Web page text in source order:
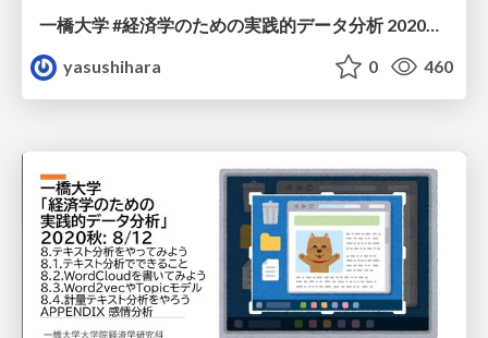
一橋大学 #経済学のための実践的データ分析 2020秋: 9/12
yasushihara
0 460